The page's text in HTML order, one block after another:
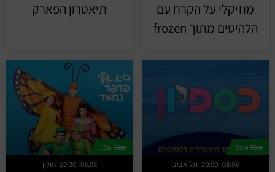
מוזיקלי על הקרח עם
הלהיטים מתוך frozen
תיאטרון הפארק
75₪
תל אביב 10:00 08.08
82₪
55₪
חולון 10:30 08.08